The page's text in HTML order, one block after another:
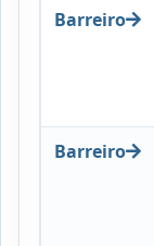
Barreiro
Barreiro